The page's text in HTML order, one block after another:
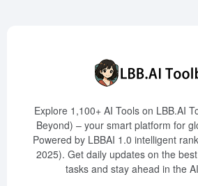
Explore 1,100+ AI Tools on LBB.AI
Beyond) – your smart platform for
Powered by LBBAI 1.0 intelligent
2025). Get daily updates on the
tasks and stay ahead in the